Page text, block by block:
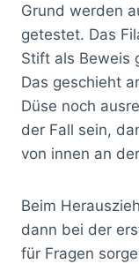
Grund werden
getestet. Das
Stift als Beweis
Das geschieht
Düse noch
der Fall sein,
von innen an
Beim
dann bei der
für Fragen